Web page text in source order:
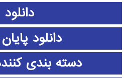
دانلود
دانلود
دسته بندی